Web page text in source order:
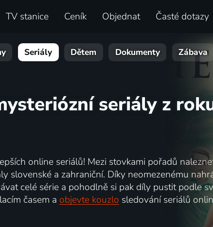
TV stanice Ceník Objednat Časté dotazy
Seriály Dětem Dokumenty Zábava
seriály z
online seriálů! Mezi stovkami pořadů
slovenské a zahraniční. Díky neomezenému
celé série a pohodlně si pak díly pustit podle
časem a objevte kouzlo sledování seriálů